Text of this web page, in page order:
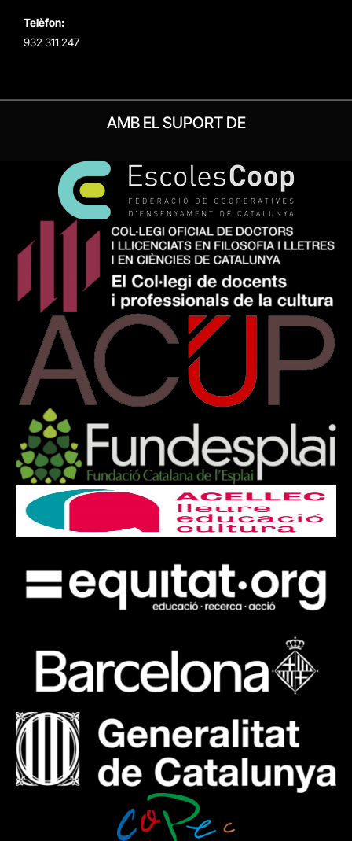
Telèfon:
932 311 247
AMB EL SUPORT DE